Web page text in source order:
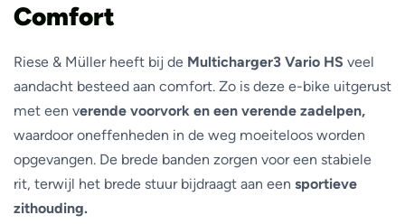
Comfort
Riese & Müller heeft bij de Multicharger3 Vario HS veel
aandacht besteed aan comfort. Zo is deze e-bike uitgerust
met een verende voorvork en een verende zadelpen,
waardoor oneffenheden in de weg moeiteloos worden
opgevangen. De brede banden zorgen voor een stabiele
rit, terwijl het brede stuur bijdraagt aan een sportieve
zithouding.